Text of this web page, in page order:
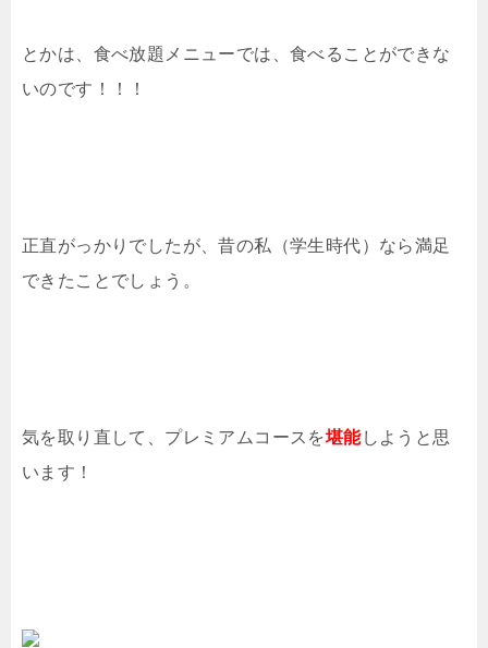
とかは、食べ放題メニューでは、食べることができな
いのです！！！
正直がっかりでしたが、昔の私（学生時代）なら満足
できたことでしょう。
気を取り直して、プレミアムコースを堪能しようと思
います！